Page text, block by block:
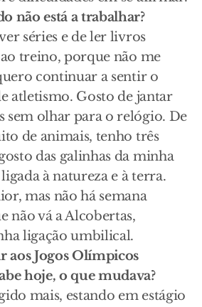
não está a trabalhar?
séries e de ler livros
treino, porque não me
continuar a sentir o
atletismo. Gosto de jantar
sem olhar para o relógio. De
de animais, tenho três
das galinhas da minha
à natureza e à terra.
mas não há semana
não vá a Alcobertas,
ligação umbilical.
aos Jogos Olímpicos
hoje, o que mudava?
mais, estando em estágio